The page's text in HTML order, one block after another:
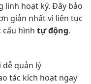
linh hoạt ký. Đây bảo
giản nhất vì liên tục
cấu hình tự động.
dễ quản lý
tác kích hoạt ngay